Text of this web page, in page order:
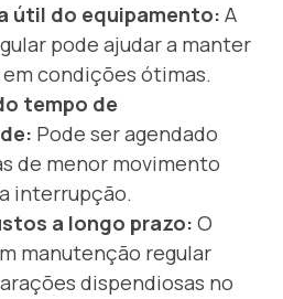
útil do equipamento: A
pode ajudar a manter
condições ótimas.
tempo de
Pode ser agendado
de menor movimento
interrupção.
a longo prazo: O
manutenção regular
dispendiosas no